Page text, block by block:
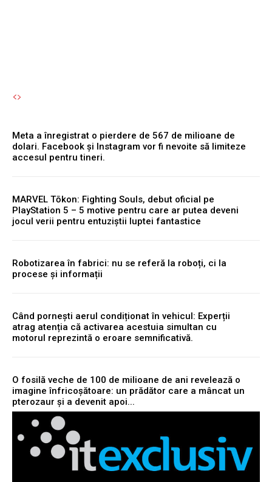
Meta a înregistrat o pierdere de 567 de milioane de
dolari. Facebook și Instagram vor fi nevoite să limiteze
accesul pentru tineri.
MARVEL Tōkon: Fighting Souls, debut oficial pe
PlayStation 5 – 5 motive pentru care ar putea deveni
jocul verii pentru entuziștii luptei fantastice
Robotizarea în fabrici: nu se referă la roboți, ci la
procese și informații
Când pornești aerul condiționat în vehicul: Experții
atrag atenția că activarea acestuia simultan cu
motorul reprezintă o eroare semnificativă.
O fosilă veche de 100 de milioane de ani revelează o
imagine înfricoșătoare: un prădător care a mâncat un
pterozaur și a devenit apoi...